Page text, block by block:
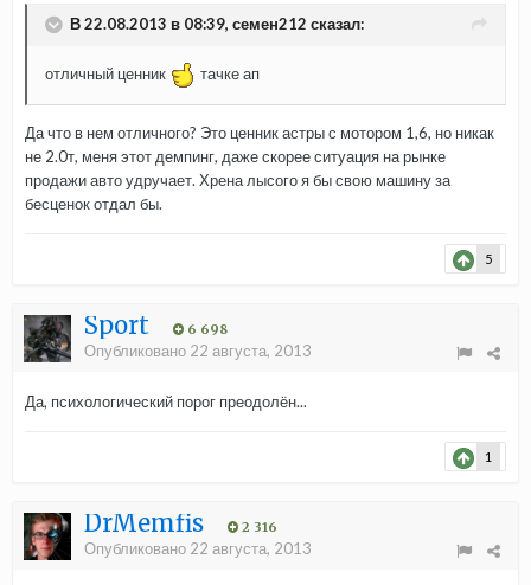
В 22.08.2013 в 08:39, семен212 сказал:
отличный ценник тачке ап
Да что в нем отличного? Это ценник астры с мотором 1,6, но никак
не 2.0т, меня этот демпинг, даже скорее ситуация на рынке
продажи авто удручает. Хрена лысого я бы свою машину за
бесценок отдал бы.
5
Sport 6 698
Опубликовано 22 августа, 2013
Да, психологический порог преодолён...
1
DrMemfis 2 316
Опубликовано 22 августа, 2013